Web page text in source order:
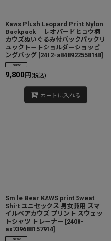
Kaws Plush Leopard Print Nylon
Backpack レオパードヒョウ柄
カウズぬいぐるみ付バックパックリ
ュックトートショルダーショッピ
ングバッグ [2412-a848922558148]
9,800 円 (税込)
カートに入れる
Smile Bear KAWS print Sweat
Shirt ユニセックス 男女兼用 スマ
イルベアカウズ プリント スウェッ
トシャツ トレーナー [2408-
ax739688157914]